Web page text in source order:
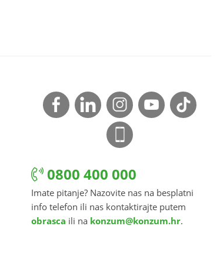
0800 400 000
Imate pitanje? Nazovite nas na besplatni
info telefon ili nas kontaktirajte putem
obrasca ili na konzum@konzum.hr.